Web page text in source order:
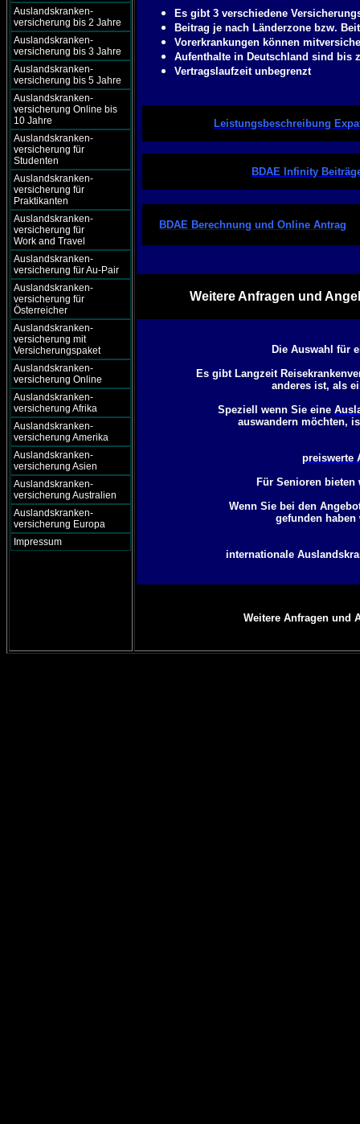
Auslandskranken-
versicherung bis 2 Jahre
Auslandskranken-
versicherung bis 3 Jahre
Auslandskranken-
versicherung bis 5 Jahre
Auslandskranken-
versicherung Online bis
10 Jahre
Auslandskranken-
versicherung für
Studenten
Auslandskranken-
versicherung für
Praktikanten
Auslandskranken-
versicherung für
Work and Travel
Auslandskranken-
versicherung für Au-Pair
Auslandskranken-
versicherung für
Österreicher
Auslandskranken-
versicherung mit
Versicherungspaket
Auslandskranken-
versicherung Online
Auslandskranken-
versicherung Afrika
Auslandskranken-
versicherung Amerika
Auslandskranken-
versicherung Asien
Auslandskranken-
versicherung Australien
Auslandskranken-
versicherung Europa
Impressum
Es gibt 3 verschiedene
Beitrag je nach Länderzone bzw.
Vorerkrankungen können
Aufenthalte in Deutschland sind bis
Vertragslaufzeit unbegrenzt
Leistungsbeschreibung
BDAE Infinity
BDAE Berechnung und Online Antrag
Weitere Anfragen und
Die Auswahl für
Es gibt Langzeit
anderes ist, als
Speziell wenn Sie eine
auswandern möchten,
preiswerte
Für Senioren
Wenn Sie bei den
gefunden
internationale
Weitere Anfragen und